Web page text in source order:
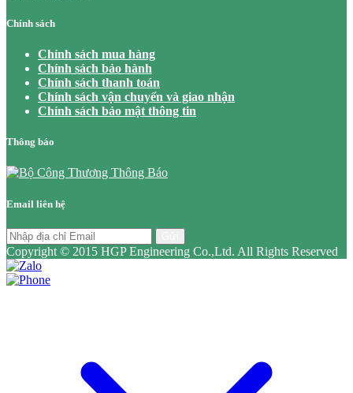
Chính sách
Chính sách mua hàng
Chính sách bảo hành
Chính sách thanh toán
Chính sách vận chuyển và giao nhận
Chính sách bảo mật thông tin
Thông báo
Email liên hệ
Copyright © 2015 HGP Engineering Co.,Ltd. All Rights Reserved